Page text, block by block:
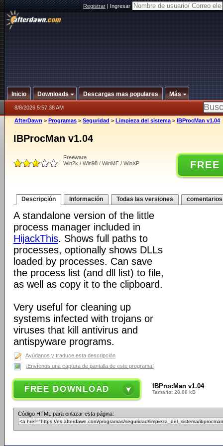
Registrar|Ingresar
Inicio Downloads Descargas mas populares Más
8/8/2026 5:57:38 AM
AfterDawn > Programas > Seguridad > Limpieza del sistema > IBProcMan v1.04
IBProcMan v1.04
Freeware
Win2k / Win98 / WinME / WinXP
Descripción Información Todas las versiones comentarios
A standalone version of the little
process manager included in
HijackThis. Shows full paths to
processes, optionally shows DLLs
loaded by processes. Can save
the process list (and dll list) to file,
as well as copy it to the clipboard.
Very useful for cleaning up
systems infected with trojans or
viruses that kill antivirus and
antispyware programs.
Ayúdanos y traduce esta descripción
¡Envíenos una captura de pantalla de este programa!
FREE DOWNLOAD IBProcMan v1.04
Tamaño: 28.00 kB
Código HTML para enlazar esta página: